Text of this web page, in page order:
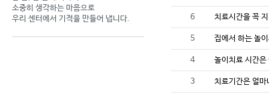
소중히 생각하는 마음으로
우리 센터에서 기적을 만들어 냅니다.
6 치료시간을 꼭
5 집에서 하는 놀
4 놀이치료 시간
3 치료기간은 얼